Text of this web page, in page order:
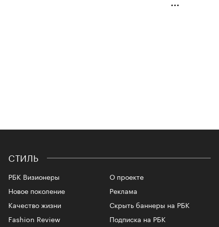
СТИЛЬ
РБК Визионеры
Новое поколение
Качество жизни
Fashion Review
О проекте
Реклама
Скрыть баннеры на РБК
Подписка на РБК